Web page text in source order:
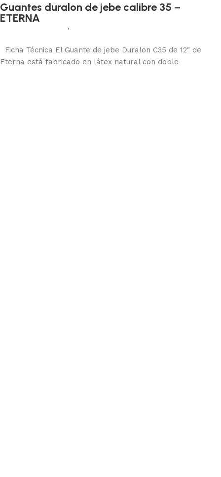
Guantes duralon de jebe calibre 35 –
ETERNA
,
Ficha Técnica El Guante de jebe Duralon C35 de 12″ de
Eterna está fabricado en látex natural con doble